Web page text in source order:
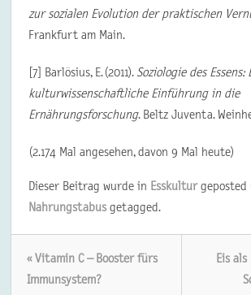
zur sozialen Evolution der praktischen
Frankfurt am Main.
[7] Barlösius, E. (2011). Soziologie des
kulturwissenschaftliche Einführung in die
Ernährungsforschung. Beltz Juventa.
(2.174 Mal angesehen, davon 9 Mal heute)
Dieser Beitrag wurde in Esskulturgeposted
Nahrungstabus getagged.
« Vitamin C – Booster fürs
Immunsystem?
Eis